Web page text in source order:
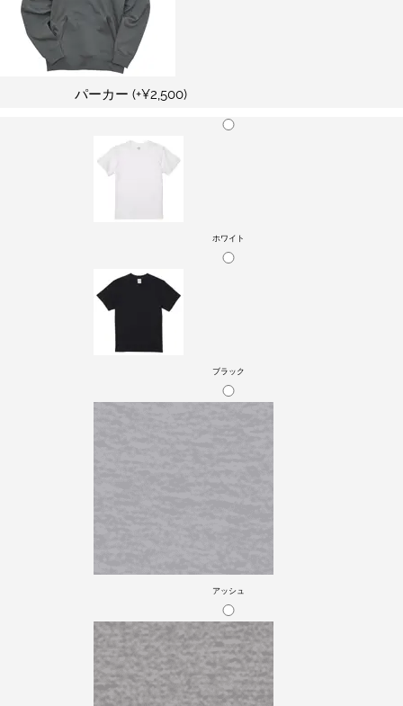
パーカー (+¥2,500)
ホワイト
ブラック
アッシュ